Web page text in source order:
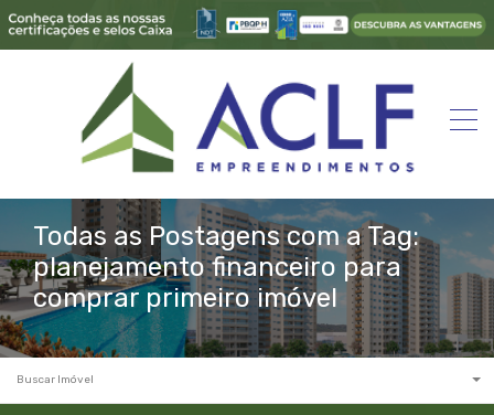
Todas as Postagens com a Tag:
planejamento financeiro para
comprar primeiro imóvel
Buscar Imóvel